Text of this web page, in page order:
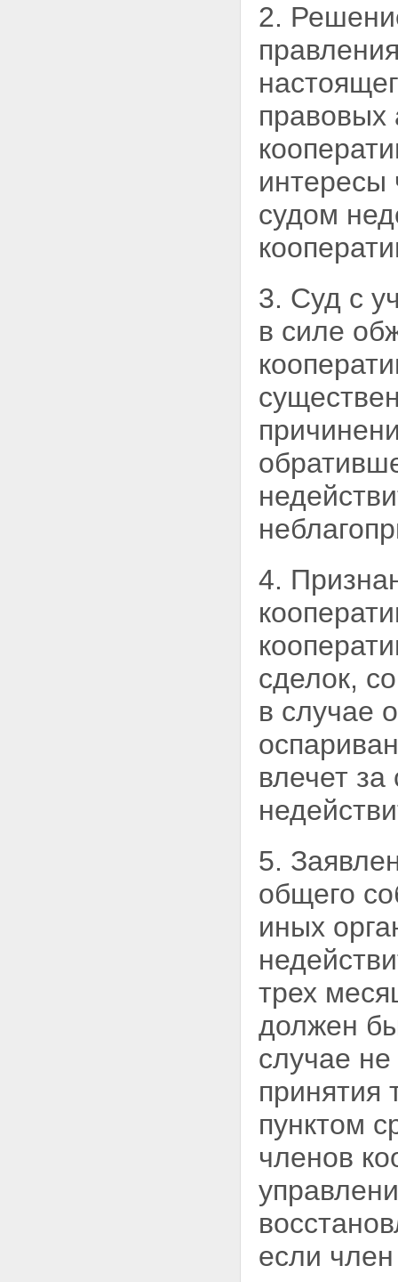
2.
правовых
интересы
судом
3. Суд с
в силе
4.
сделок,
в случае
влечет за
5.
общего
иных
трех
должен
случае
принятия
пунктом
членов
если